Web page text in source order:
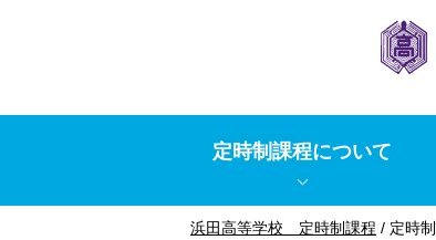
定時制課程について
現
浜田高等学校 定時制課程 / 定時